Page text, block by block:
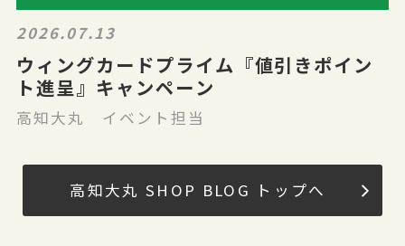
2026.07.13
ウィングカードプライム『値引きポイン
ト進呈』キャンペーン
高知大丸 イベント担当
高知大丸 SHOP BLOG トップへ